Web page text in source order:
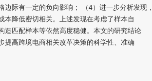
际有一定的负向影响； （4）进一步分析发现，
降低密切相关。上述发现在考虑了样本自
造匹配样本等依然高度稳健。本文的研究结论
提高跨境电商相关改革决策的科学性、准确